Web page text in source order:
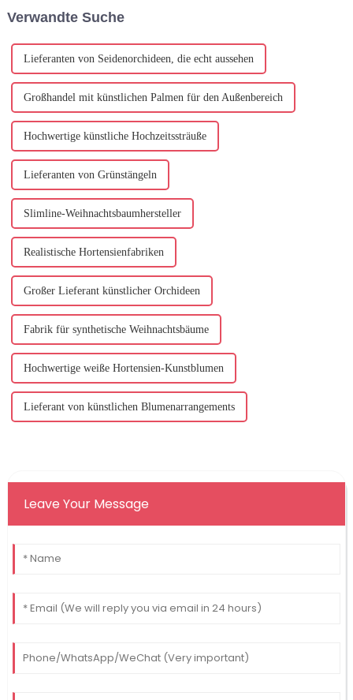
und eine zunehmende
zurückzuführen ist.
Verwandte Suche
Lieferanten von Seidenorchideen, die echt aussehen
Großhandel mit künstlichen Palmen für den Außenbereich
Hochwertige künstliche Hochzeitssträuße
Lieferanten von Grünstängeln
Slimline-Weihnachtsbaumhersteller
Realistische Hortensienfabriken
Großer Lieferant künstlicher Orchideen
Fabrik für synthetische Weihnachtsbäume
Hochwertige weiße Hortensien-Kunstblumen
Lieferant von künstlichen Blumenarrangements
Leave Your Message